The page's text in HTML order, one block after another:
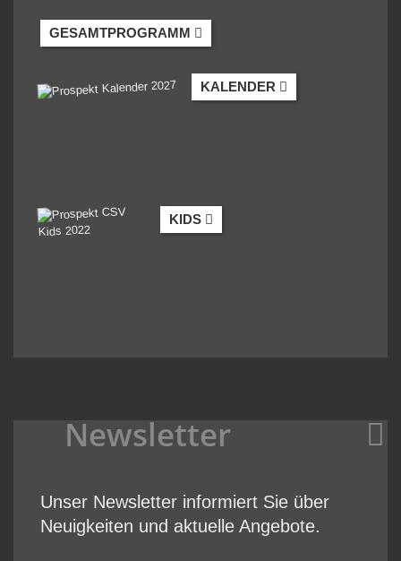
GESAMTPROGRAMM
KALENDER
KIDS
Newsletter
Unser Newsletter informiert Sie über
Neuigkeiten und aktuelle Angebote.